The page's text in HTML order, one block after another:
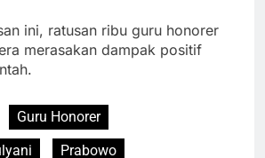
ini, ratusan ribu guru honorer
merasakan dampak positif
Guru Honorer
Prabowo